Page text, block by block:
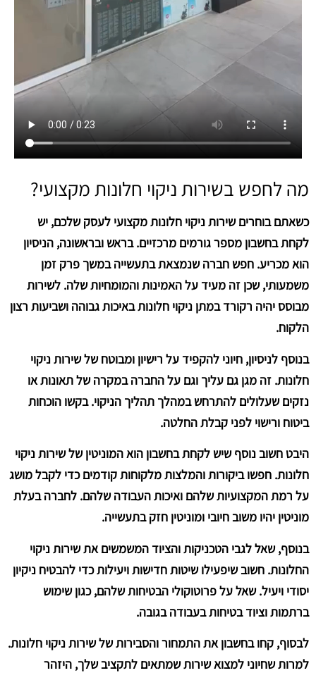
מה לחפש בשירות ניקוי חלונות מקצועי?
כשאתם בוחרים שירות ניקוי חלונות מקצועי לעסק שלכם, יש
לקחת בחשבון מספר גורמים מרכזיים. בראש ובראשונה, הניסיון
הוא מכריע. חפש חברה שנמצאת בתעשייה במשך פרק זמן
משמעותי, שכן זה מעיד על האמינות והמומחיות שלה. לשירות
מבוסס יהיה רקורד במתן ניקוי חלונות באיכות גבוהה ושביעות רצון
הלקוח.
בנוסף לניסיון, חיוני להקפיד על רישיון ומבוטח של שירות ניקוי
חלונות. זה מגן גם עליך וגם על החברה במקרה של תאונות או
נזקים שעלולים להתרחש במהלך תהליך הניקוי. בקשו הוכחות
ביטוח ורישוי לפני קבלת החלטה.
היבט חשוב נוסף שיש לקחת בחשבון הוא המוניטין של שירות ניקוי
חלונות. חפשו ביקורות והמלצות מלקוחות קודמים כדי לקבל מושג
על רמת המקצועיות שלהם ואיכות העבודה שלהם. לחברה בעלת
מוניטין יהיו משוב חיובי ומוניטין חזק בתעשייה.
בנוסף, שאל לגבי הטכניקות והציוד המשמשים את שירות ניקוי
החלונות. חשוב שיפעילו שיטות חדישות ויעילות כדי להבטיח ניקיון
יסודי ויעיל. שאל על פרוטוקולי הבטיחות שלהם, כגון שימוש
ברתמות וציוד בטיחות בעבודה בגובה.
לבסוף, קחו בחשבון את התמחור והסבירות של שירות ניקוי חלונות.
למרות שחיוני למצוא שירות שמתאים לתקציב שלך, היזהר